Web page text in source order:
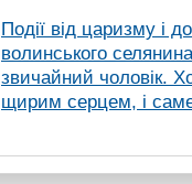
Події від царизму і
волинського
звичайний чоловік.
щирим серцем, і